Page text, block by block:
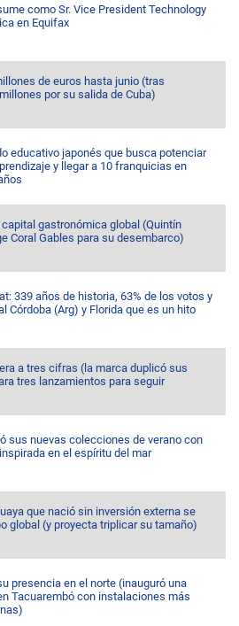
como Sr. Vice President Technology
en Equifax
de euros hasta junio (tras
por su salida de Cuba)
educativo japonés que busca potenciar
y llegar a 10 franquicias en
gastronómica global (Quintín
Coral Gables para su desembarco)
339 años de historia, 63% de los votos y
Córdoba (Arg) y Florida que es un hito
a tres cifras (la marca duplicó sus
tres lanzamientos para seguir
sus nuevas colecciones de verano con
en el espíritu del mar
que nació sin inversión externa se
global (y proyecta triplicar su tamaño)
presencia en el norte (inauguró una
Tacuarembó con instalaciones más